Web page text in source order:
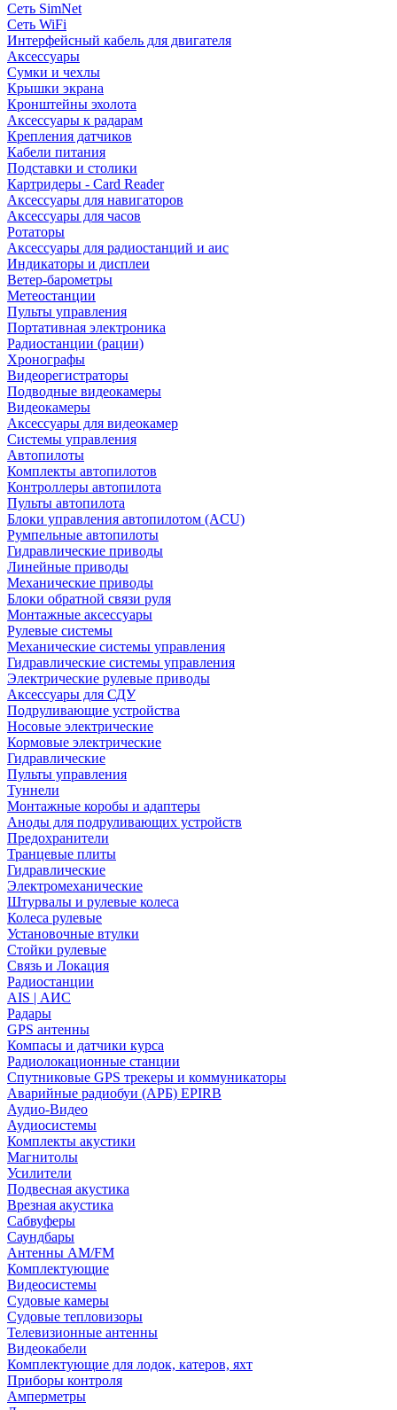
Сеть SimNet
Сеть WiFi
Интерфейсный кабель для двигателя
Аксессуары
Сумки и чехлы
Крышки экрана
Кронштейны эхолота
Аксессуары к радарам
Крепления датчиков
Кабели питания
Подставки и столики
Картридеры - Card Reader
Аксессуары для навигаторов
Аксессуары для часов
Ротаторы
Аксессуары для радиостанций и аис
Индикаторы и дисплеи
Ветер-барометры
Метеостанции
Пульты управления
Портативная электроника
Радиостанции (рации)
Хронографы
Видеорегистраторы
Подводные видеокамеры
Видеокамеры
Аксессуары для видеокамер
Системы управления
Автопилоты
Комплекты автопилотов
Контроллеры автопилота
Пульты автопилота
Блоки управления автопилотом (ACU)
Румпельные автопилоты
Гидравлические приводы
Линейные приводы
Механические приводы
Блоки обратной связи руля
Монтажные аксессуары
Рулевые системы
Механические системы управления
Гидравлические системы управления
Электрические рулевые приводы
Аксессуары для СДУ
Подруливающие устройства
Носовые электрические
Кормовые электрические
Гидравлические
Пульты управления
Туннели
Монтажные коробы и адаптеры
Аноды для подруливающих устройств
Предохранители
Транцевые плиты
Гидравлические
Электромеханические
Штурвалы и рулевые колеса
Колеса рулевые
Установочные втулки
Стойки рулевые
Связь и Локация
Радиостанции
AIS | АИС
Радары
GPS антенны
Компасы и датчики курса
Радиолокационные станции
Спутниковые GPS трекеры и коммуникаторы
Аварийные радиобуи (АРБ) EPIRB
Аудио-Видео
Аудиосистемы
Комплекты акустики
Магнитолы
Усилители
Подвесная акустика
Врезная акустика
Сабвуферы
Саундбары
Антенны AM/FM
Комплектующие
Видеосистемы
Судовые камеры
Cудовые тепловизоры
Телевизионные антенны
Видеокабели
Комплектующие для лодок, катеров, яхт
Приборы контроля
Амперметры